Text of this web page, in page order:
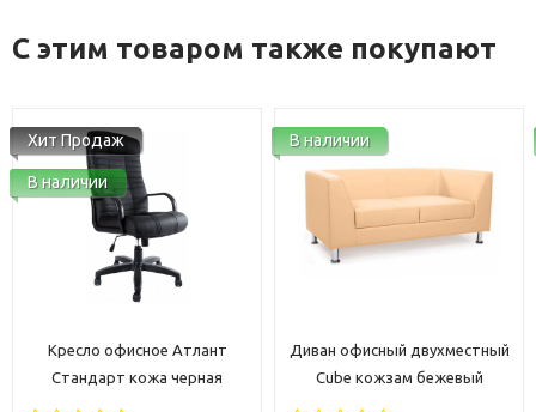
С этим товаром также покупают
Хит Продаж
В наличии
Кресло офисное Атлант
Стандарт кожа черная
В наличии
Диван офисный двухместный
Cube кожзам бежевый